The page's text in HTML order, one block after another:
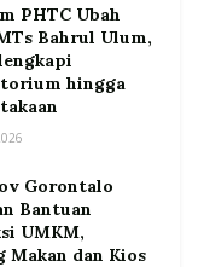
PHTC Ubah
Bahrul Ulum,
hingga
Gorontalo
Bantuan
UMKM,
Makan dan Kios